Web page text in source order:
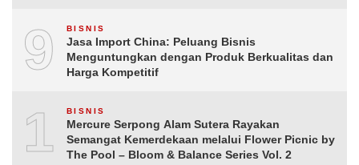
9 BISNIS
Jasa Import China: Peluang Bisnis
Menguntungkan dengan Produk Berkualitas dan
Harga Kompetitif
10BISNIS
Mercure Serpong Alam Sutera Rayakan
Semangat Kemerdekaan melalui Flower Picnic by
The Pool – Bloom & Balance Series Vol. 2